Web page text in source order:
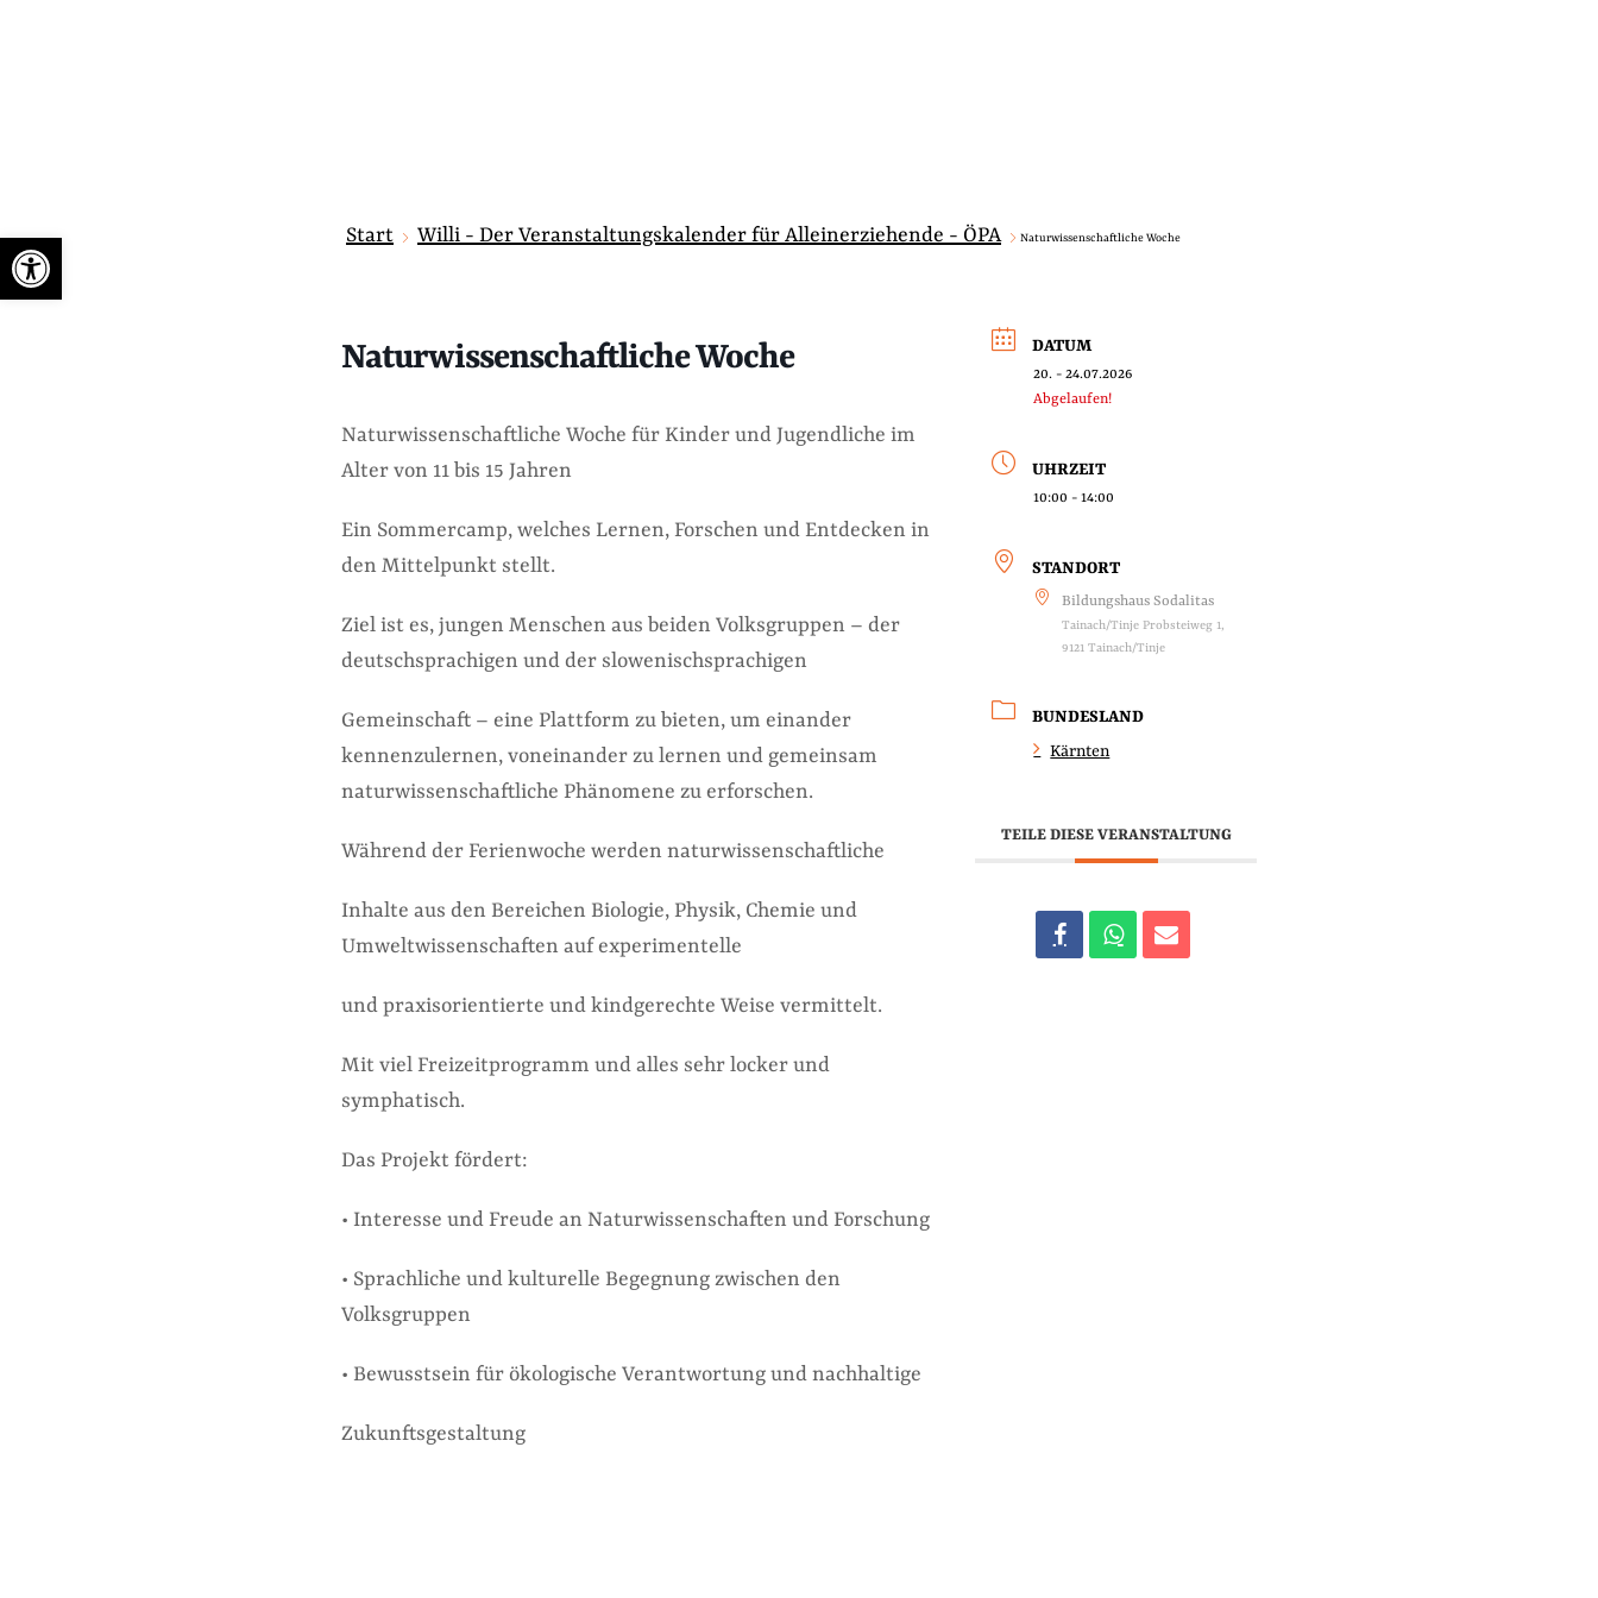
Werkzeugleiste öffnen Start Willi - Der Veranstaltungskalender für Alleinerziehende - ÖPA Naturwissenschaftliche Woche
Naturwissenschaftliche Woche
Naturwissenschaftliche Woche für Kinder und Jugendliche im
Alter von 11 bis 15 Jahren
Ein Sommercamp, welches Lernen, Forschen und Entdecken in
den Mittelpunkt stellt.
Ziel ist es, jungen Menschen aus beiden Volksgruppen – der
deutschsprachigen und der slowenischsprachigen
Gemeinschaft – eine Plattform zu bieten, um einander
kennenzulernen, voneinander zu lernen und gemeinsam
naturwissenschaftliche Phänomene zu erforschen.
Während der Ferienwoche werden naturwissenschaftliche
Inhalte aus den Bereichen Biologie, Physik, Chemie und
Umweltwissenschaften auf experimentelle
und praxisorientierte und kindgerechte Weise vermittelt.
Mit viel Freizeitprogramm und alles sehr locker und
symphatisch.
Das Projekt fördert:
• Interesse und Freude an Naturwissenschaften und Forschung
• Sprachliche und kulturelle Begegnung zwischen den
Volksgruppen
• Bewusstsein für ökologische Verantwortung und nachhaltige
Zukunftsgestaltung
DATUM
20. - 24.07.2026
Abgelaufen!
UHRZEIT
10:00 - 14:00
STANDORT
Bildungshaus Sodalitas
Tainach/Tinje Probsteiweg 1,
9121 Tainach/Tinje
BUNDESLAND
Kärnten
TEILE DIESE VERANSTALTUNG